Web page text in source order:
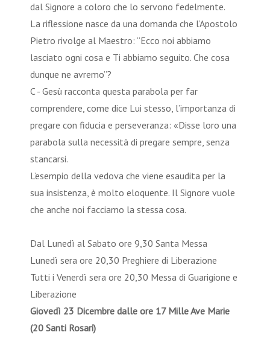
dal Signore a coloro che lo servono fedelmente.
La riflessione nasce da una domanda che l’Apostolo
Pietro rivolge al Maestro: “Ecco noi abbiamo
lasciato ogni cosa e Ti abbiamo seguito. Che cosa
dunque ne avremo”?
C - Gesù racconta questa parabola per far
comprendere, come dice Lui stesso, l’importanza di
pregare con fiducia e perseveranza: «Disse loro una
parabola sulla necessità di pregare sempre, senza
stancarsi.
L’esempio della vedova che viene esaudita per la
sua insistenza, è molto eloquente. Il Signore vuole
che anche noi facciamo la stessa cosa.
Dal Lunedì al Sabato ore 9,30 Santa Messa
Lunedì sera ore 20,30 Preghiere di Liberazione
Tutti i Venerdì sera ore 20,30 Messa di Guarigione e
Liberazione
Giovedì 23 Dicembre dalle ore 17 Mille Ave Marie
(20 Santi Rosari)